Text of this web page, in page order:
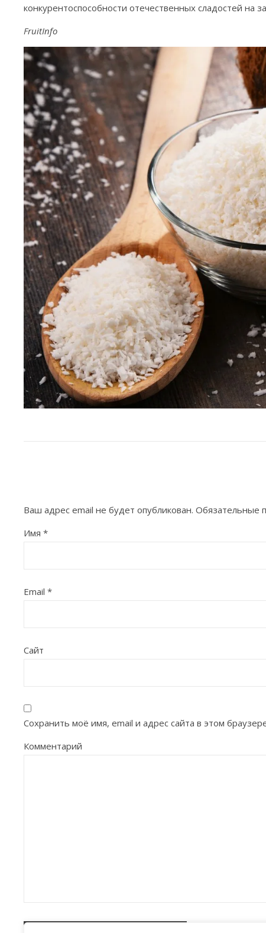
конкурентоспособности отечественных сладостей на
FruitInfo
Ваш адрес email не будет опубликован. Обязательные
Имя *
Email *
Сайт
Сохранить моё имя, email и адрес сайта в этом
Комментарий